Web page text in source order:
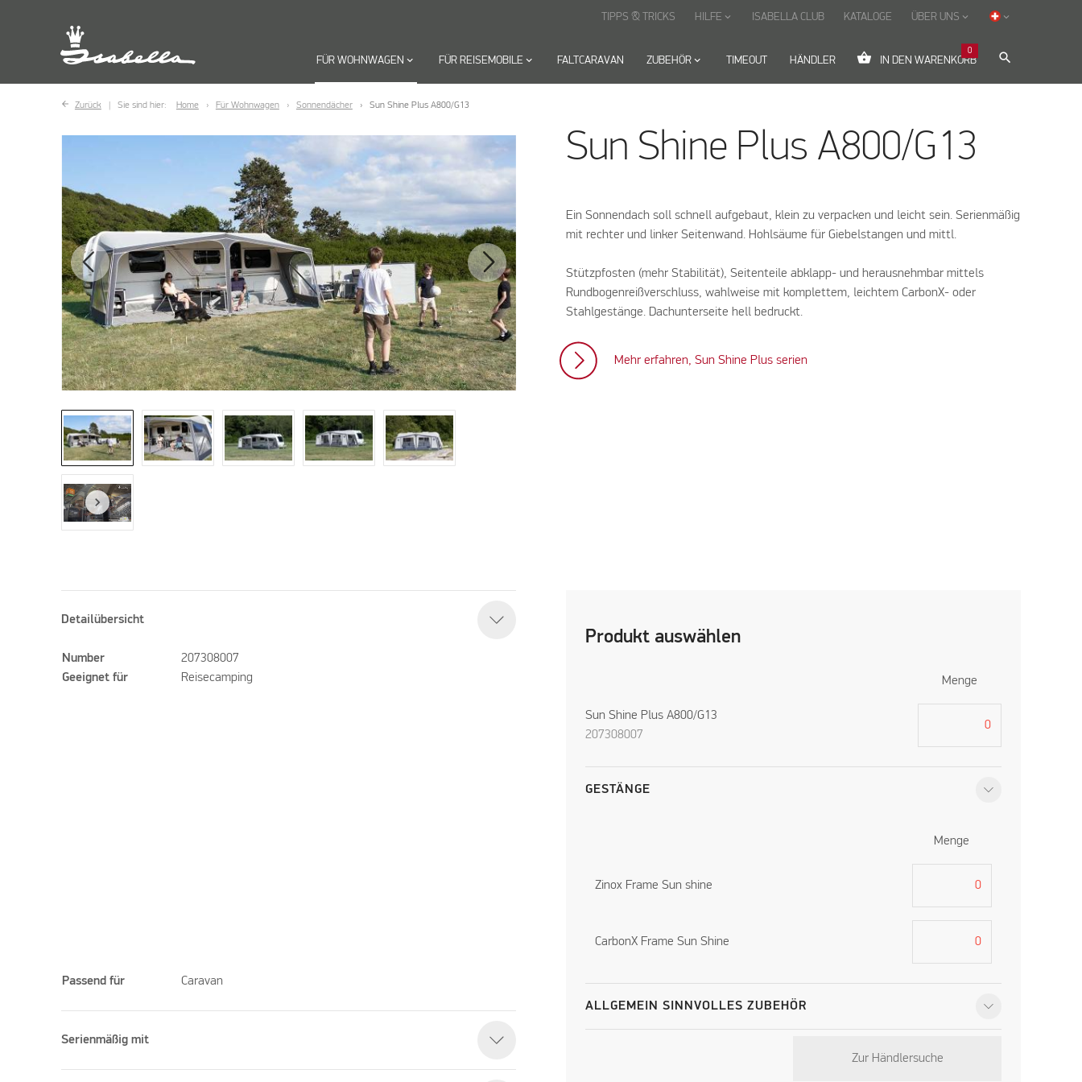
FÜR WOHNWAGEN keyboard_arrow_down FÜR REISEMOBILE keyboard_arrow_down FALTCARAVAN ZUBEHÖR keyboard_arrow_down TIMEOUT HÄNDLER shopping_basket IN DEN WARENKORB
0
search
TIPPS & TRICKS HILFE keyboard_arrow_down ISABELLA CLUB KATALOGE ÜBER UNS keyboard_arrow_down keyboard_arrow_down
Zurück Sie sind hier: Home Für Wohnwagen Sonnendächer Sun Shine Plus A800/G13
Sun Shine Plus A800/G13
Ein Sonnendach soll schnell aufgebaut, klein zu verpacken und leicht sein. Serienmäßig
mit rechter und linker Seitenwand. Hohlsäume für Giebelstangen und mittl.
Stützpfosten (mehr Stabilität), Seitenteile abklapp- und heraus­nehmbar mittels
Rundbogenreißverschluss, wahlweise mit komplettem, leichtem CarbonX- oder
Stahlgestänge. Dachunterseite hell bedruckt.
Mehr erfahren, Sun Shine Plus serien
Produkt auswählen
Menge
Sun Shine Plus A800/G13
207308007
GESTÄNGE
Menge
Zinox Frame Sun shine
CarbonX Frame Sun Shine
ALLGEMEIN SINNVOLLES ZUBEHÖR
Zur Händlersuche
Detailübersicht
Number
207308007
Geeignet für
Reisecamping
Passend für Caravan
Serienmäßig mit